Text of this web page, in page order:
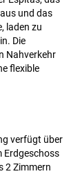
und das
laden zu
Die
Nahverkehr
flexible
verfügt über
Erdgeschoss
2 Zimmern